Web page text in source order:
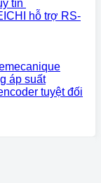
tín
hỗ trợ RS-
áp suất
tuyệt đối